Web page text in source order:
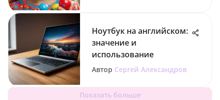
Ноутбук на английском:
значение и
использование
Автор Сергей Александров
Показать больше